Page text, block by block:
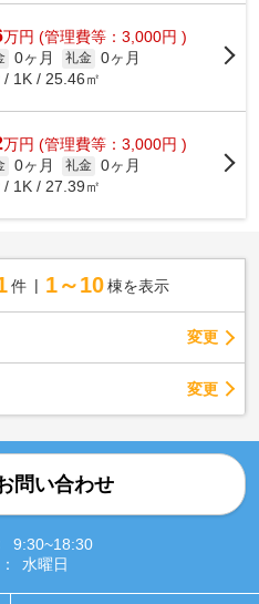
...
万円 (管理費等：3,000円 )
0ヶ月 礼金 0ヶ月
/ 1K / 25.46㎡
万円 (管理費等：3,000円 )
0ヶ月 礼金 0ヶ月
/ 1K / 27.39㎡
件 1～10 棟を表示
変更
変更
問い合わせ
9:30~18:30
水曜日